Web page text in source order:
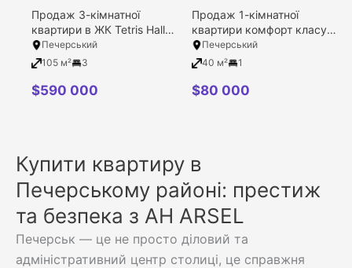
Продаж 3-кімнатної
квартири в ЖК Tetris Hall,
Київ, Печерський район,
Ділова вулиця, 1/2
Печерський
105 м²
3
$590 000
Продаж 1-кімнатної
квартири комфорт класу в
ЖК Sky Hill, Київ,
Печерський район,
вулиця, 2
Печерський
40 м²
1
$80 000
Купити квартиру в
Печерському районі: престиж
та безпека з АН ARSEL
Печерськ — це не просто діловий та
адміністративний центр столиці, це справжня